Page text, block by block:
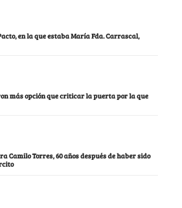
en la que estaba María Fda. Carrascal,
más opción que criticar la puerta por la que
Camilo Torres, 60 años después de haber sido